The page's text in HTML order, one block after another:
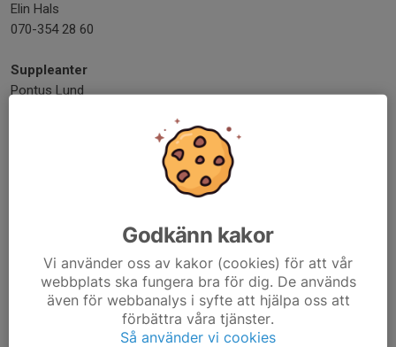
Elin Hals
070-354 28 60
Suppleanter
Pontus Lund
Valberedning, ordf.
Valberedning
Godkänn kakor
Vi använder oss av kakor (cookies) för att vår
webbplats ska fungera bra för dig. De används
även för webbanalys i syfte att hjälpa oss att
förbättra våra tjänster.
Så använder vi cookies